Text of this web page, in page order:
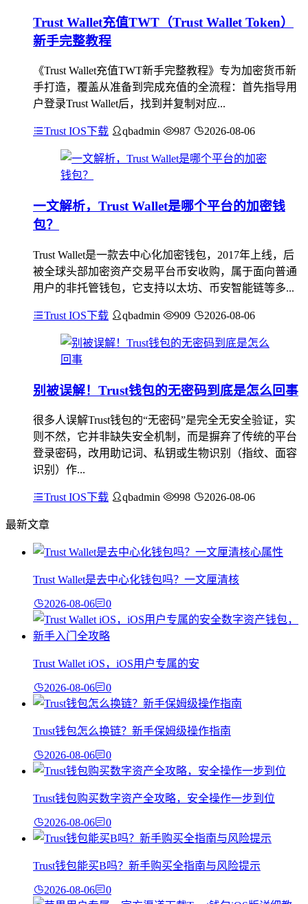
Trust Wallet充值TWT（Trust Wallet Token）
新手完整教程
《Trust Wallet充值TWT新手完整教程》专为加密货币新
手打造，覆盖从准备到完成充值的全流程：首先指导用
户登录Trust Wallet后，找到并复制对应...
Trust IOS下载 qbadmin 987 2026-08-06
一文解析，Trust Wallet是哪个平台的加密钱
包？
Trust Wallet是一款去中心化加密钱包，2017年上线，后
被全球头部加密资产交易平台币安收购，属于面向普通
用户的非托管钱包，它支持以太坊、币安智能链等多...
Trust IOS下载 qbadmin 909 2026-08-06
别被误解！Trust钱包的无密码到底是怎么回事
很多人误解Trust钱包的“无密码”是完全无安全验证，实
则不然，它并非缺失安全机制，而是摒弃了传统的平台
登录密码，改用助记词、私钥或生物识别（指纹、面容
识别）作...
Trust IOS下载 qbadmin 998 2026-08-06
最新文章
Trust Wallet是去中心化钱包吗？一文厘清核
2026-08-06 0
Trust Wallet iOS，iOS用户专属的安
2026-08-06 0
Trust钱包怎么换链？新手保姆级操作指南
2026-08-06 0
Trust钱包购买数字资产全攻略，安全操作一步到位
2026-08-06 0
Trust钱包能买B吗？新手购买全指南与风险提示
2026-08-06 0